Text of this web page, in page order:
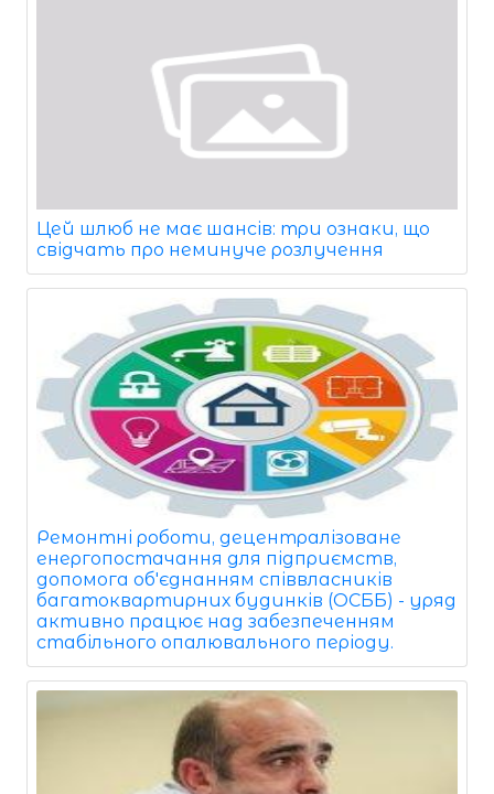
Цей шлюб не має шансів: три ознаки, що
свідчать про неминуче розлучення
Ремонтні роботи, децентралізоване
енергопостачання для підприємств,
допомога об'єднанням співвласників
багатоквартирних будинків (ОСББ) - уряд
активно працює над забезпеченням
стабільного опалювального періоду.